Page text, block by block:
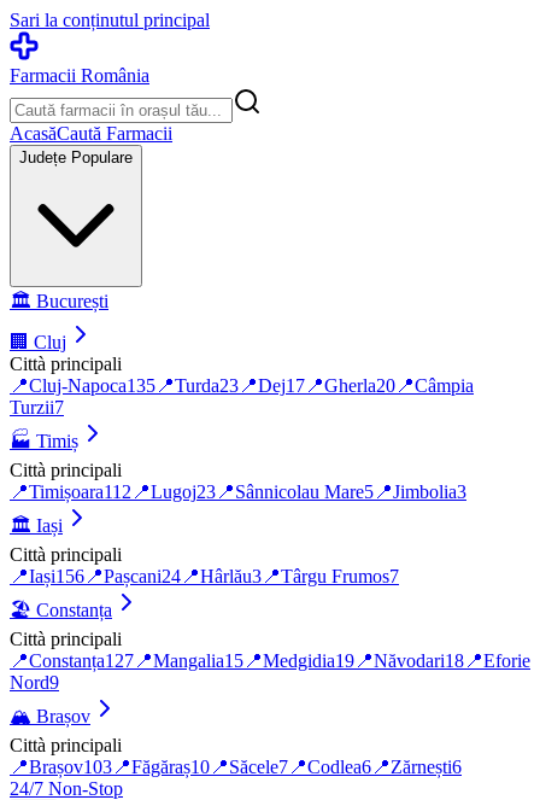
Sari la conținutul principal
Farmacii România
AcasăCaută Farmacii
Județe Populare
🏛️ București
🏢 Cluj
Città principali
📍Cluj-Napoca135 📍Turda23 📍Dej17 📍Gherla20 📍Câmpia
Turzii7
🏭 Timiș
Città principali
📍Timișoara112 📍Lugoj23 📍Sânnicolau Mare5 📍Jimbolia3
🏛️ Iași
Città principali
📍Iași156 📍Pașcani24 📍Hârlău3 📍Târgu Frumos7
🏖️ Constanța
Città principali
📍Constanța127 📍Mangalia15 📍Medgidia19 📍Năvodari18 📍Eforie
Nord9
🏔️ Brașov
Città principali
📍Brașov103 📍Făgăraș10 📍Săcele7 📍Codlea6 📍Zărnești6
24/7 Non-Stop